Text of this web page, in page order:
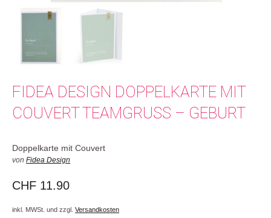
FIDEA DESIGN DOPPELKARTE MIT
COUVERT TEAMGRUSS – GEBURT
Doppelkarte mit Couvert
von Fidea Design
CHF 11.90
inkl. MWSt. und zzgl. Versandkosten